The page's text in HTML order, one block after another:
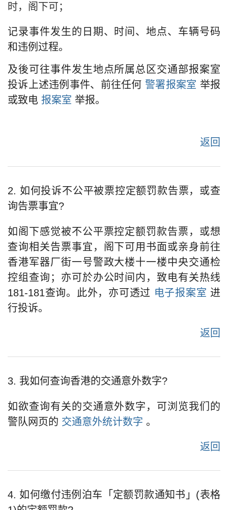
时，阁下可；
记录事件发生的日期、时间、地点、车辆号码
和违例过程。
及後可往事件发生地点所属总区交通部报案室
投诉上述违例事件、前往任何 警署报案室 举报
或致电 报案室 举报。
返回
2. 如何投诉不公平被票控定额罚款告票，或查
询告票事宜?
如阁下感觉被不公平票控定额罚款告票，或想
查询相关告票事宜，阁下可用书面或亲身前往
香港军器厂街一号警政大楼十一楼中央交通检
控组查询；亦可於办公时间内，致电有关热线
181-181查询。此外，亦可透过 电子报案室 进
行投诉。
返回
3. 我如何查询香港的交通意外数字?
如欲查询有关的交通意外数字，可浏览我们的
警队网页的 交通意外统计数字 。
返回
4. 如何缴付违例泊车「定额罚款通知书」(表格